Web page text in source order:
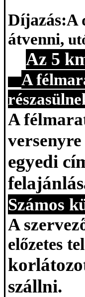
Díjazás:A
átvenni,
Az 5
A
A
egyedi
Számos
A
előzetes
szállni.